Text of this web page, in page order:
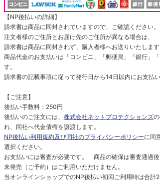
【NP後払いの詳細】
請求書は商品に同封されていますので、ご確認ください。
注文者様のご住所とお届け先のご住所が異なる場合は、
請求書は商品に同封されず、購入者様へお送りいたします
商品代金のお支払いは「コンビニ」「郵便局」「銀行」
す。
請求書の記載事項に従って発行日から14日以内にお支払い
【ご注意】
後払い手数料：250円
後払いのご注文には、 株式会社ネットプロテクションズ
れ、同社へ代金債権を譲渡します。
NP後払い利用規約及び同社のプライバシーポリシーに同
選択ください。
お支払いには審査が必要です。 商品の確保は審査通過後
未発売（ご予約）はご利用いただけません。
当オンラインショップでのNP後払い初回ご利用時は合計